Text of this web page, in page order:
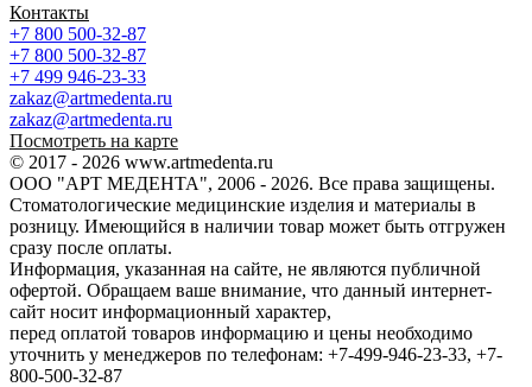
Контакты
+7 800 500-32-87
+7 800 500-32-87
+7 499 946-23-33
zakaz@artmedenta.ru
zakaz@artmedenta.ru
Посмотреть на карте
© 2017 - 2026 www.artmedenta.ru
ООО "АРТ МЕДЕНТА", 2006 - 2026. Все права защищены.
Стоматологические медицинские изделия и материалы в
розницу. Имеющийся в наличии товар может быть отгружен
сразу после оплаты.
Информация, указанная на сайте, не являются публичной
офертой. Обращаем ваше внимание, что данный интернет-
сайт носит информационный характер,
перед оплатой товаров информацию и цены необходимо
уточнить у менеджеров по телефонам: +7-499-946-23-33, +7-
800-500-32-87